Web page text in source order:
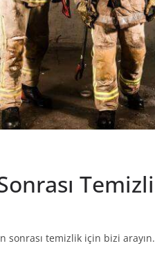
sonrası temizlik için bizi